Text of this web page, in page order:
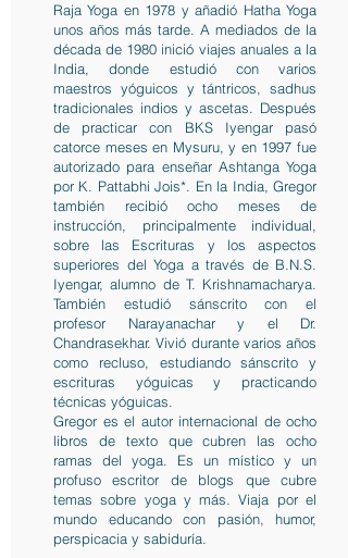
Raja Yoga en 1978 y añadió Hatha Yoga
unos años más tarde. A mediados de la
década de 1980 inició viajes anuales a la
India, donde estudió con varios
maestros yóguicos y tántricos, sadhus
tradicionales indios y ascetas. Después
de practicar con BKS Iyengar pasó
catorce meses en Mysuru, y en 1997 fue
autorizado para enseñar Ashtanga Yoga
por K. Pattabhi Jois*. En la India, Gregor
también recibió ocho meses de
instrucción, principalmente individual,
sobre las Escrituras y los aspectos
superiores del Yoga a través de B.N.S.
Iyengar, alumno de T. Krishnamacharya.
También estudió sánscrito con el
profesor Narayanachar y el Dr.
Chandrasekhar. Vivió durante varios años
como recluso, estudiando sánscrito y
escrituras yóguicas y practicando
técnicas yóguicas.
Gregor es el autor internacional de ocho
libros de texto que cubren las ocho
ramas del yoga. Es un místico y un
profuso escritor de blogs que cubre
temas sobre yoga y más. Viaja por el
mundo educando con pasión, humor,
perspicacia y sabiduría.